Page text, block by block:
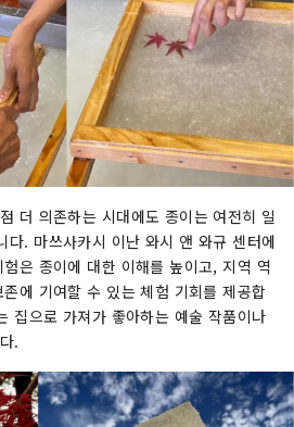
더 의존하는 시대에도 종이는 여전히 일
다. 마쓰사카시 이난 와시 앤 와규 센터에
은 종이에 대한 이해를 높이고, 지역 역
에 기여할 수 있는 체험 기회를 제공합
집으로 가져가 좋아하는 예술 작품이나
.